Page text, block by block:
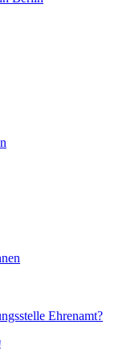
Ehrenamt?